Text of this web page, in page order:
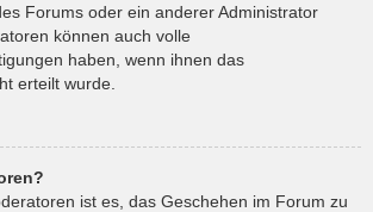
Forums oder ein anderer Administrator
können auch volle
haben, wenn ihnen das
erteilt wurde.
ist es, das Geschehen im Forum zu